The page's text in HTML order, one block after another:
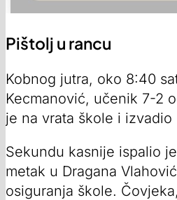
Pištolj u rancu
Kobnog jutra, oko 8:40
Kecmanović, učenik 7-2
je na vrata škole i izvadio
Sekundu kasnije ispalio
metak u Dragana
osiguranja škole.